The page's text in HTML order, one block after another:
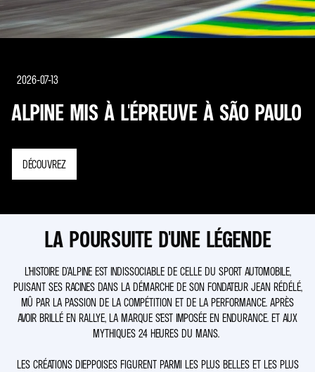
2026-07-13
ALPINE MIS À L'ÉPREUVE À SÃO PAULO
DÉCOUVREZ
LA POURSUITE D'UNE LÉGENDE
L’HISTOIRE D’ALPINE EST INDISSOCIABLE DE CELLE DU SPORT AUTOMOBILE,
PUISANT SES RACINES DANS LA DÉMARCHE DE SON FONDATEUR JEAN RÉDÉLÉ,
MÛ PAR LA PASSION DE LA COMPÉTITION ET DE LA PERFORMANCE. APRÈS
AVOIR BRILLÉ EN RALLYE, LA MARQUE S’EST IMPOSÉE EN ENDURANCE. ET AUX
MYTHIQUES 24 HEURES DU MANS.
LES CRÉATIONS DIEPPOISES FIGURENT PARMI LES PLUS BELLES ET LES PLUS